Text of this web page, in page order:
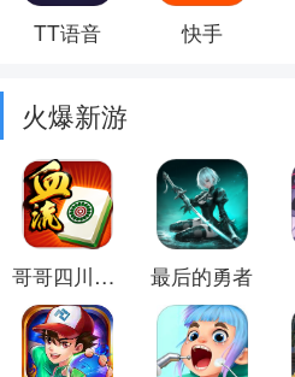
TT语音 快手
火爆新游
哥哥四川麻将 最后的勇者